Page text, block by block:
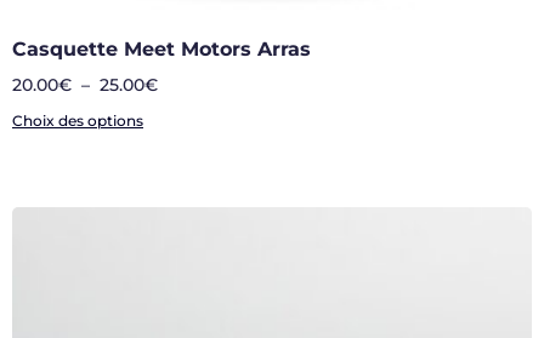
Casquette Meet Motors Arras
20.00€ – 25.00€
Choix des options